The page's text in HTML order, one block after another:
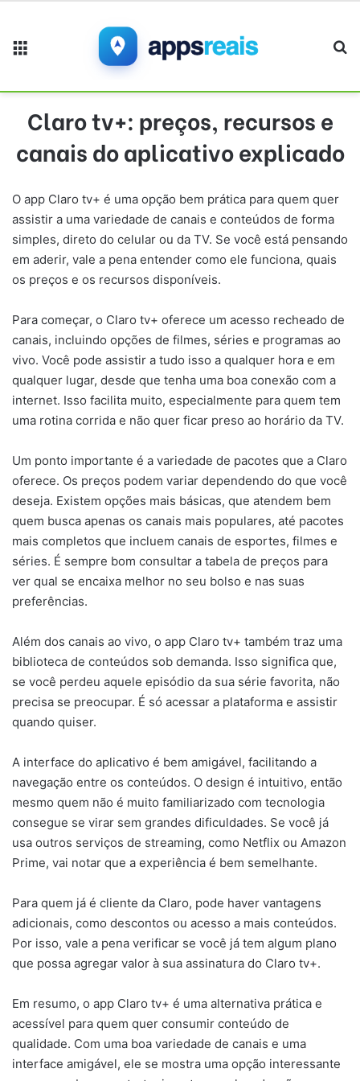
Claro tv+: preços, recursos e
canais do aplicativo explicado
O app Claro tv+ é uma opção bem prática para quem quer
assistir a uma variedade de canais e conteúdos de forma
simples, direto do celular ou da TV. Se você está pensando
em aderir, vale a pena entender como ele funciona, quais
os preços e os recursos disponíveis.
Para começar, o Claro tv+ oferece um acesso recheado de
canais, incluindo opções de filmes, séries e programas ao
vivo. Você pode assistir a tudo isso a qualquer hora e em
qualquer lugar, desde que tenha uma boa conexão com a
internet. Isso facilita muito, especialmente para quem tem
uma rotina corrida e não quer ficar preso ao horário da TV.
Um ponto importante é a variedade de pacotes que a Claro
oferece. Os preços podem variar dependendo do que você
deseja. Existem opções mais básicas, que atendem bem
quem busca apenas os canais mais populares, até pacotes
mais completos que incluem canais de esportes, filmes e
séries. É sempre bom consultar a tabela de preços para
ver qual se encaixa melhor no seu bolso e nas suas
preferências.
Além dos canais ao vivo, o app Claro tv+ também traz uma
biblioteca de conteúdos sob demanda. Isso significa que,
se você perdeu aquele episódio da sua série favorita, não
precisa se preocupar. É só acessar a plataforma e assistir
quando quiser.
A interface do aplicativo é bem amigável, facilitando a
navegação entre os conteúdos. O design é intuitivo, então
mesmo quem não é muito familiarizado com tecnologia
consegue se virar sem grandes dificuldades. Se você já
usa outros serviços de streaming, como Netflix ou Amazon
Prime, vai notar que a experiência é bem semelhante.
Para quem já é cliente da Claro, pode haver vantagens
adicionais, como descontos ou acesso a mais conteúdos.
Por isso, vale a pena verificar se você já tem algum plano
que possa agregar valor à sua assinatura do Claro tv+.
Em resumo, o app Claro tv+ é uma alternativa prática e
acessível para quem quer consumir conteúdo de
qualidade. Com uma boa variedade de canais e uma
interface amigável, ele se mostra uma opção interessante